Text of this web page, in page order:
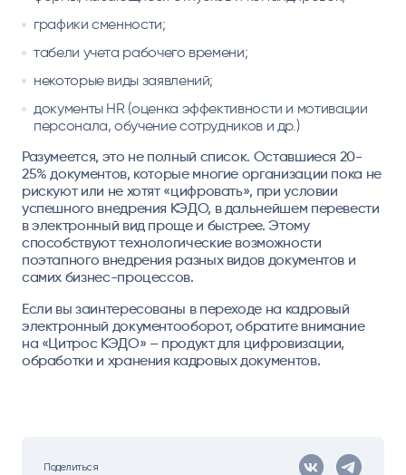
Поделиться
графики сменности;
табели учета рабочего времени;
некоторые виды заявлений;
документы HR (оценка эффективности и мотивации
персонала, обучение сотрудников и др.)
Разумеется, это не полный список. Оставшиеся 20-
25% документов, которые многие организации пока не
рискуют или не хотят «цифровать», при условии
успешного внедрения КЭДО, в дальнейшем перевести
в электронный вид проще и быстрее. Этому
способствуют технологические возможности
поэтапного внедрения разных видов документов и
самих бизнес-процессов.
Если вы заинтересованы в переходе на кадровый
электронный документооборот, обратите внимание
на «Цитрос КЭДО» – продукт для цифровизации,
обработки и хранения кадровых документов.